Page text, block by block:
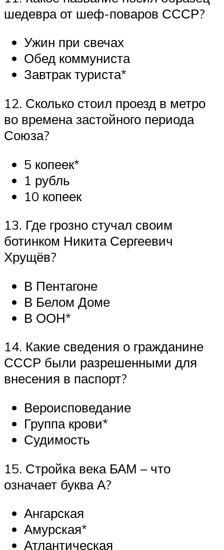
шедевра от шеф-поваров СССР?
Ужин при свечах
Обед коммуниста
Завтрак туриста*
12. Сколько стоил проезд в метро
во времена застойного периода
Союза?
5 копеек*
1 рубль
10 копеек
13. Где грозно стучал своим
ботинком Никита Сергеевич
Хрущёв?
В Пентагоне
В Белом Доме
В ООН*
14. Какие сведения о гражданине
СССР были разрешенными для
внесения в паспорт?
Вероисповедание
Группа крови*
Судимость
15. Стройка века БАМ – что
означает буква А?
Ангарская
Амурская*
Атлантическая